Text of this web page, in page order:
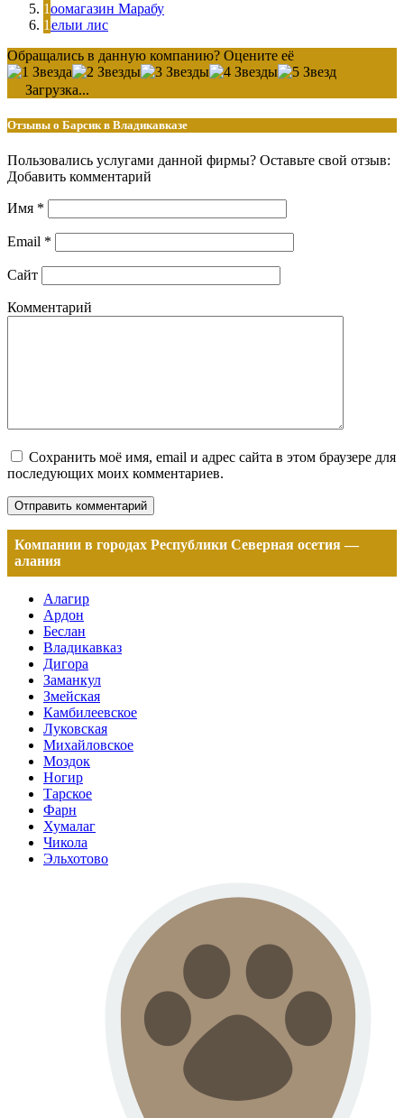
Зоомагазин Марабу
Белыи лис
Обращались в данную компанию? Оцените её
Загрузка...
Отзывы о Барсик в Владикавказе
Пользовались услугами данной фирмы? Оставьте свой отзыв:
Добавить комментарий
Имя *
Email *
Сайт
Комментарий
Сохранить моё имя, email и адрес сайта в этом браузере для
последующих моих комментариев.
Компании в городах Республики Северная осетия —
алания
Алагир
Ардон
Беслан
Владикавказ
Дигора
Заманкул
Змейская
Камбилеевское
Луковская
Михайловское
Моздок
Ногир
Тарское
Фарн
Хумалаг
Чикола
Эльхотово